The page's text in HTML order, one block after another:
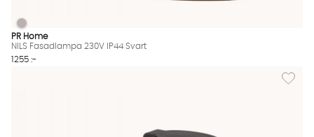
NILS Fasadlampa 230V IP44 Svart Finns även i dessa färger:
NILS Fasadlampa 230V IP44 Svart
PR Home
NILS Fasadlampa 230V IP44 Svart
1255 :-
Lägg